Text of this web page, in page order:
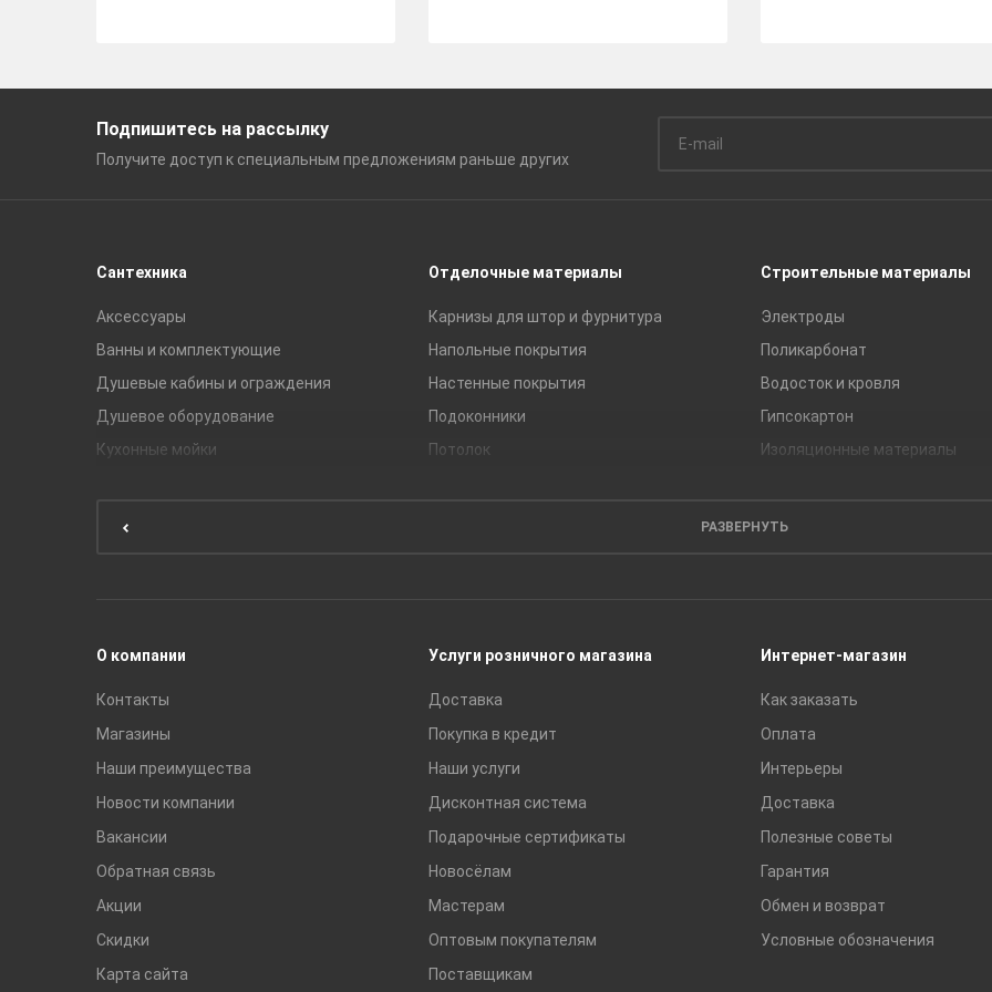
Подпишитесь на рассылку
Получите доступ к специальным предложениям раньше других
Сантехника
Аксессуары
Ванны и комплектующие
Душевые кабины и ограждения
Душевое оборудование
Кухонные мойки
Отделочные материалы
Карнизы для штор и фурнитура
Напольные покрытия
Настенные покрытия
Подоконники
Потолок
Строительные материалы
Электроды
Поликарбонат
Водосток и кровля
Гипсокартон
Изоляционные материалы
Сухие смеси
РАЗВЕРНУТЬ
О компании
Контакты
Магазины
Наши преимущества
Новости компании
Вакансии
Обратная связь
Акции
Скидки
Карта сайта
Услуги розничного магазина
Доставка
Покупка в кредит
Наши услуги
Дисконтная система
Подарочные сертификаты
Новосёлам
Мастерам
Оптовым покупателям
Поставщикам
Интернет-магазин
Как заказать
Оплата
Интерьеры
Доставка
Полезные советы
Гарантия
Обмен и возврат
Условные обозначения